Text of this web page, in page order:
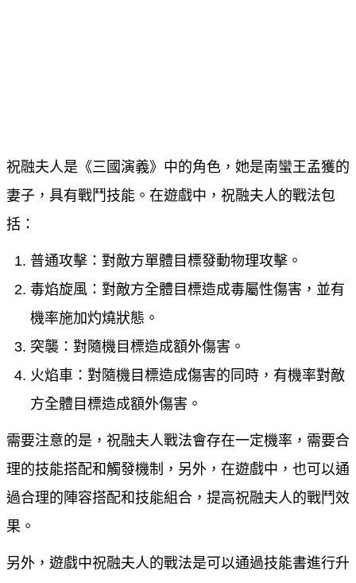
祝融夫人是《三國演義》中的角色，她是南蠻王孟獲的
妻子，具有戰鬥技能。在遊戲中，祝融夫人的戰法包
括：
普通攻擊：對敵方單體目標發動物理攻擊。
毒焰旋風：對敵方全體目標造成毒屬性傷害，並有
機率施加灼燒狀態。
突襲：對隨機目標造成額外傷害。
火焰車：對隨機目標造成傷害的同時，有機率對敵
方全體目標造成額外傷害。
需要注意的是，祝融夫人戰法會存在一定機率，需要合
理的技能搭配和觸發機制，另外，在遊戲中，也可以通
過合理的陣容搭配和技能組合，提高祝融夫人的戰鬥效
果。
另外，遊戲中祝融夫人的戰法是可以通過技能書進行升